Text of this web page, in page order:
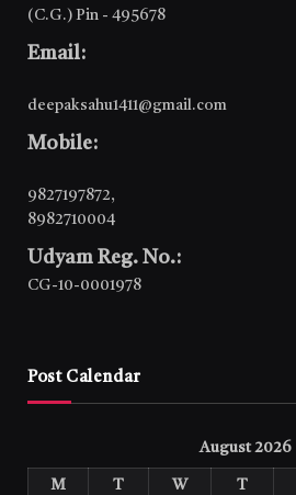
(C.G.) Pin - 495678
Email:
deepaksahu1411@gmail.com
Mobile:
9827197872,
8982710004
Udyam Reg. No.:
CG-10-0001978
Post Calendar
August 2026
M T W T